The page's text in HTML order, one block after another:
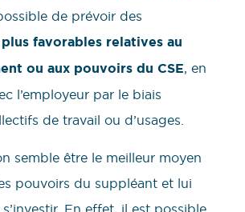
de prévoir des
favorables relatives au
ou aux pouvoirs du CSE, en
l’employeur par le biais
de travail ou d’usages.
semble être le meilleur moyen
pouvoirs du suppléant et lui
En effet, il est possible